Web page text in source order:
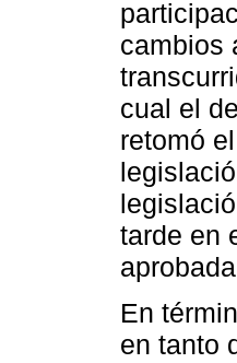
cambios
cual el
retomó
tarde en
En
en tanto